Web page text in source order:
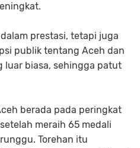
prestasi, tetapi juga
publik tentang Aceh dan
luar biasa, sehingga patut
berada pada peringkat
meraih 65 medali
Torehan itu